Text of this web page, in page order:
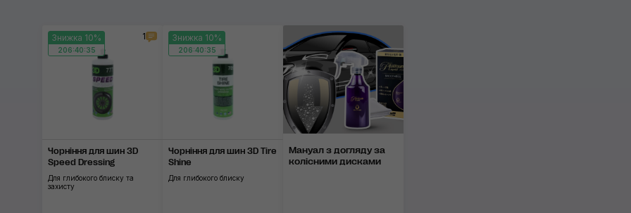
K2
Sipom
Koch-Chemie
G'zox
Знижка 10%
206:40:35
1
Чорніння для шин 3D
Speed Dressing
Для глибокого блиску та
захисту
Знижка 10%
206:40:35
Чорніння для шин 3D Tire
Shine
Для глибокого блиску
Мануал з догляду за
колісними дисками